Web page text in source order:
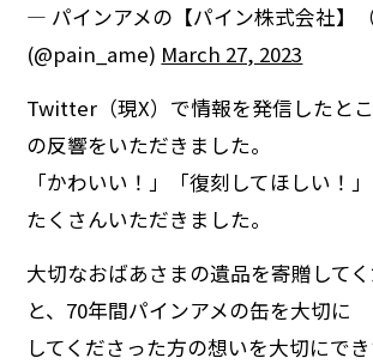
— パインアメの【パイン株式会社】
(@pain_ame) March 27, 2023
Twitter（現X）で情報を発信したと
の反響をいただきました。
「かわいい！」「復刻してほしい！
たくさんいただきました。
大切なおばあさまの遺品を寄贈して
と、70年間パインアメの缶を大切に
してくださった方の想いを大切にで